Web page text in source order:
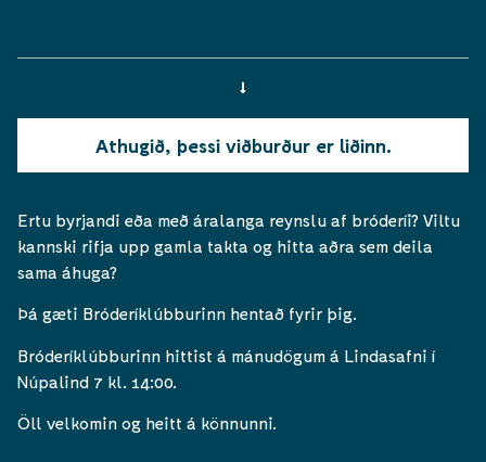
Athugið, þessi viðburður er liðinn.
Ertu byrjandi eða með áralanga reynslu af bróderíi? Viltu
kannski rifja upp gamla takta og hitta aðra sem deila
sama áhuga?
Þá gæti Bróderíklúbburinn hentað fyrir þig.
Bróderíklúbburinn hittist á mánudögum á Lindasafni í
Núpalind 7 kl. 14:00.
Öll velkomin og heitt á könnunni.